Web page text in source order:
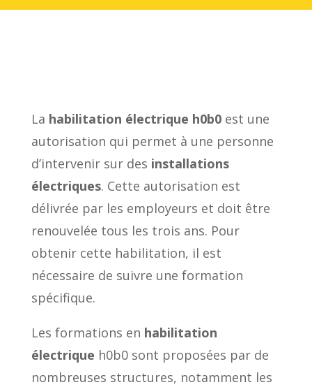
La habilitation électrique h0b0est une
autorisation qui permet à une personne
d’intervenir sur des installations
électriques. Cette autorisation est
délivrée par les employeurs et doit être
renouvelée tous les trois ans. Pour
obtenir cette habilitation, il est
nécessaire de suivre une formation
spécifique.
Les formations en habilitation
électrique h0b0 sont proposées par de
nombreuses structures, notamment les